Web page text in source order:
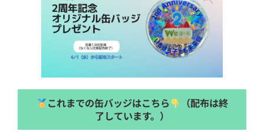
これまでの缶バッジはこちら
（配布は終
了しています。）